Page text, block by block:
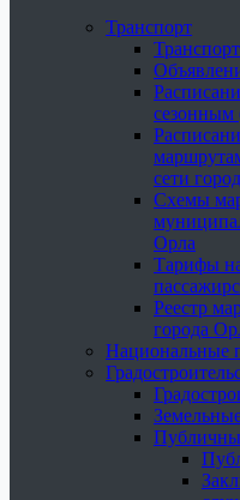
Транспорт
Транспорт
сети
Схемы
Орла
Тарифы
Реестр
города
Национальные